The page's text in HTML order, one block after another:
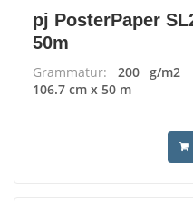
pj PosterPaper
50m
Grammatur: 200 g/m2
106.7 cm x 50 m